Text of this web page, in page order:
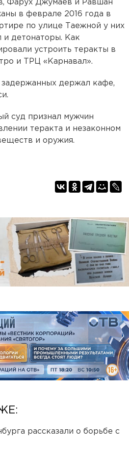
Фарух Джумаев и Равшан
в феврале 2016 года в
по улице Таежной у них
и детонаторы. Как
устроить теракты в
и ТРЦ «Карнавал».
задержанных держал кафе,
суд признал мужчин
теракта и незаконном
и оружия.
рассказали о борьбе с